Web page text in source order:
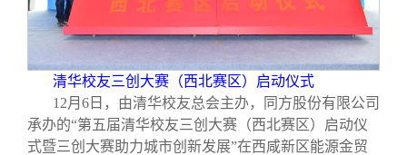
西南联大校友会
义工计划
新媒体平台
青春风采
校友文苑
校友讲坛
信息化服务
三创大赛
实用信息
总会简介
会长致辞
总会章程
关闭
清华校友三创大赛（西北赛区）启动仪式
12月6日，由清华校友总会主办，同方股份有限公司
承办的“第五届清华校友三创大赛（西北赛区）启动仪
式暨三创大赛助力城市创新发展”在西咸新区能源金贸